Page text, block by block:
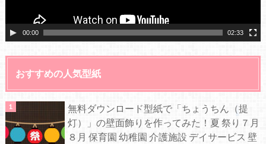
00:00 02:33
おすすめの人気型紙
無料ダウンロード型紙で「ちょうちん（提
灯）」の壁面飾りを作ってみた！夏 祭り７月
８月 保育園 幼稚園 介護施設 デイサービス 壁